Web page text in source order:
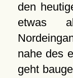
den
etwas
nahe des
geht